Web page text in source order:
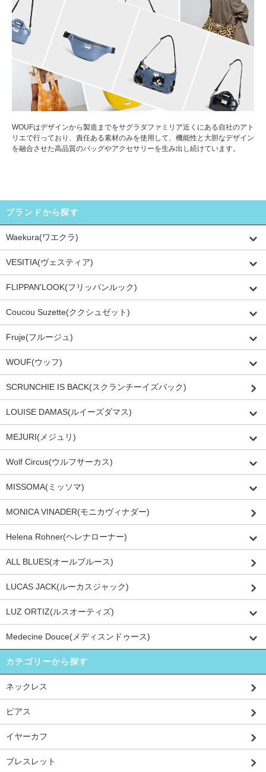
WOUFはデザインから製造までをサグラダファミリア近くにある自社のアト
リエで行っており、責任ある素材のみを使用して、機能性と大胆なデザイン
を融合させた高品質のバッグやアクセサリーを生み出し続けています。
ブランドから探す
Waekura(ワエクラ)
VESITIA(ヴェスティア)
FLIPPAN'LOOK(フリッパンルック)
Coucou Suzette(ククシュゼット)
Fruje(フルージュ)
WOUF(ウッフ)
SCRUNCHIE IS BACK(スクランチーイズバック)
LOUISE DAMAS(ルイーズダマス)
MEJURI(メジュリ)
Wolf Circus(ウルフサーカス)
MISSOMA(ミッソマ)
MONICA VINADER(モニカヴィナダー)
Helena Rohner(ヘレナローナー)
ALL BLUES(オールブルース)
LUCAS JACK(ルーカスジャック)
LUZ ORTIZ(ルスオーティズ)
Medecine Douce(メディスンドゥース)
カテゴリーから探す
ネックレス
ピアス
イヤーカフ
ブレスレット